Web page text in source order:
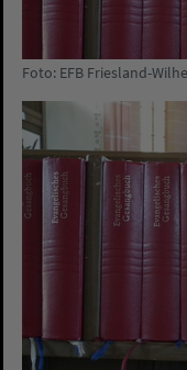
Foto: EFB Friesland-